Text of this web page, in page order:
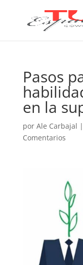
Pasos
en la
por Ale Carbajal |
Comentarios